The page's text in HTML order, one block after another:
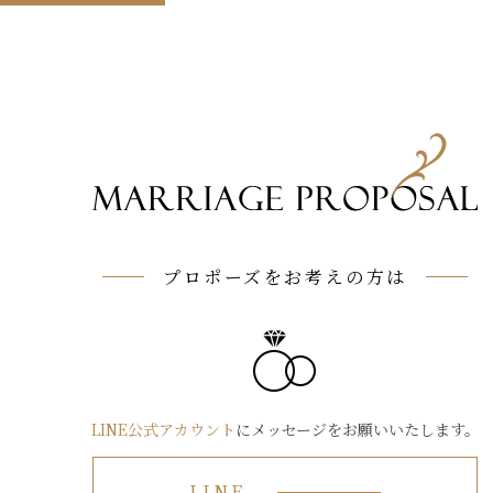
プロポーズをお考えの方は
LINE公式アカウント にメッセージをお願いいたします。